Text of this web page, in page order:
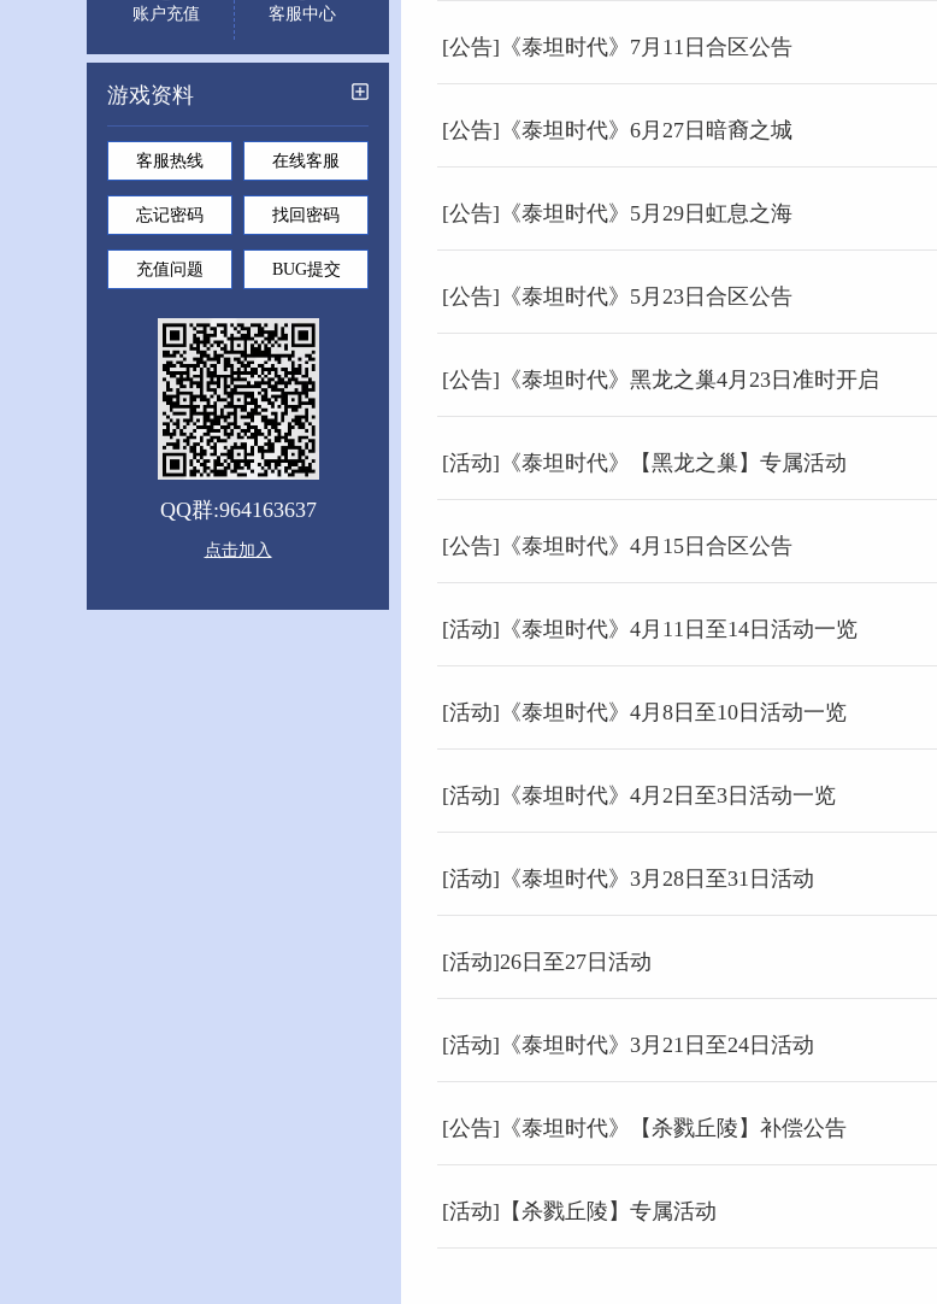
账户充值 客服中心
游戏资料
客服热线 在线客服
忘记密码 找回密码
充值问题 BUG提交
QQ群:964163637
点击加入
[公告]《泰坦时代》7月11日合区公告
[公告]《泰坦时代》6月27日暗裔之城
[公告]《泰坦时代》5月29日虹息之海
[公告]《泰坦时代》5月23日合区公告
[公告]《泰坦时代》黑龙之巢4月23日准时开启
[活动]《泰坦时代》【黑龙之巢】专属活动
[公告]《泰坦时代》4月15日合区公告
[活动]《泰坦时代》4月11日至14日活动一览
[活动]《泰坦时代》4月8日至10日活动一览
[活动]《泰坦时代》4月2日至3日活动一览
[活动]《泰坦时代》3月28日至31日活动
[活动]26日至27日活动
[活动]《泰坦时代》3月21日至24日活动
[公告]《泰坦时代》【杀戮丘陵】补偿公告
[活动]【杀戮丘陵】专属活动